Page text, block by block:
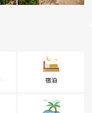
宿泊